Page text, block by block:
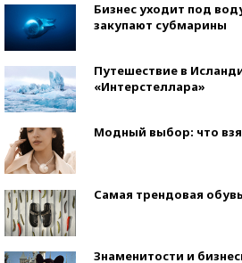
Бизнес уходит под
закупают субмарины
Путешествие в
«Интерстеллара»
Модный выбор: что
Самая трендовая
Знаменитости и